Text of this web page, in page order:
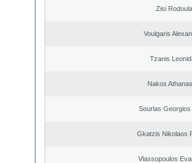
Zisi Rodoula
Voulgaris
Tzanis
Nakos
Sourlas Georgios
Gkatzis Nikolaos
Vlassopoulos